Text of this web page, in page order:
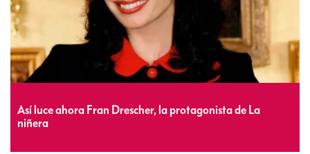
Así luce ahora Fran Drescher, la protagonista de La
niñera